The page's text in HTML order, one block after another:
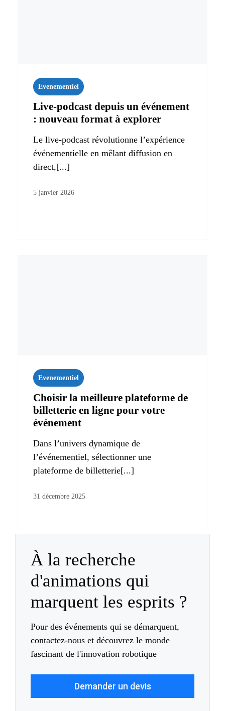
Evenementiel
Live‑podcast depuis un événement
: nouveau format à explorer
Le live-podcast révolutionne l’expérience
événementielle en mêlant diffusion en
direct,[...]
5 janvier 2026
Evenementiel
Choisir la meilleure plateforme de
billetterie en ligne pour votre
événement
Dans l’univers dynamique de
l’événementiel, sélectionner une
plateforme de billetterie[...]
31 décembre 2025
À la recherche
d'animations qui
marquent les esprits ?
Pour des événements qui se démarquent,
contactez-nous et découvrez le monde
fascinant de l'innovation robotique
Demander un devis